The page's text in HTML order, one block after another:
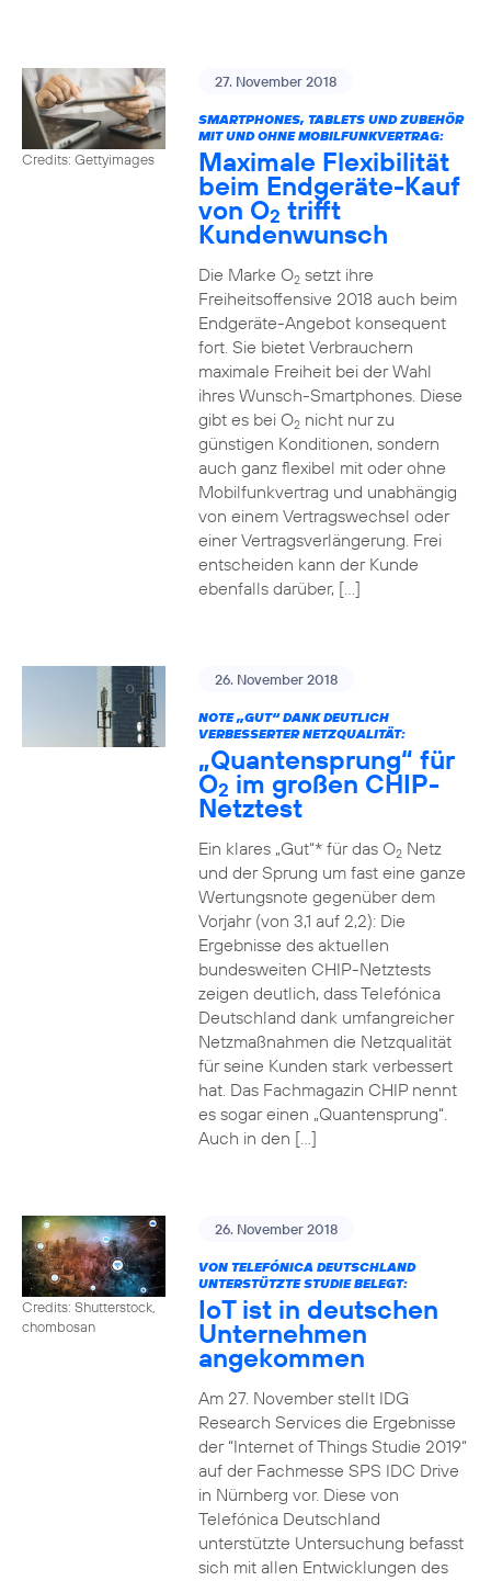
Credits: Gettyimages
27. November 2018
SMARTPHONES, TABLETS UND ZUBEHÖR
MIT UND OHNE MOBILFUNKVERTRAG:
Maximale Flexibilität
beim Endgeräte-Kauf
von O2 trifft
Kundenwunsch
Die Marke O2setzt ihre
Freiheitsoffensive 2018 auch beim
Endgeräte-Angebot konsequent
fort. Sie bietet Verbrauchern
maximale Freiheit bei der Wahl
ihres Wunsch-Smartphones. Diese
gibt es bei O2nicht nur zu
günstigen Konditionen, sondern
auch ganz flexibel mit oder ohne
Mobilfunkvertrag und unabhängig
von einem Vertragswechsel oder
einer Vertragsverlängerung. Frei
entscheiden kann der Kunde
ebenfalls darüber, […]
26. November 2018
NOTE „GUT“ DANK DEUTLICH
VERBESSERTER NETZQUALITÄT:
„Quantensprung“ für
O2 im großen CHIP-
Netztest
Ein klares „Gut“* für das O2Netz
und der Sprung um fast eine ganze
Wertungsnote gegenüber dem
Vorjahr (von 3,1 auf 2,2): Die
Ergebnisse des aktuellen
bundesweiten CHIP-Netztests
zeigen deutlich, dass Telefónica
Deutschland dank umfangreicher
Netzmaßnahmen die Netzqualität
für seine Kunden stark verbessert
hat. Das Fachmagazin CHIP nennt
es sogar einen „Quantensprung“.
Auch in den […]
Credits: Shutterstock,
chombosan
26. November 2018
VON TELEFÓNICA DEUTSCHLAND
UNTERSTÜTZTE STUDIE BELEGT:
IoT ist in deutschen
Unternehmen
angekommen
Am 27. November stellt IDG
Research Services die Ergebnisse
der “Internet of Things Studie 2019“
auf der Fachmesse SPS IDC Drive
in Nürnberg vor. Diese von
Telefónica Deutschland
unterstützte Untersuchung befasst
sich mit allen Entwicklungen des